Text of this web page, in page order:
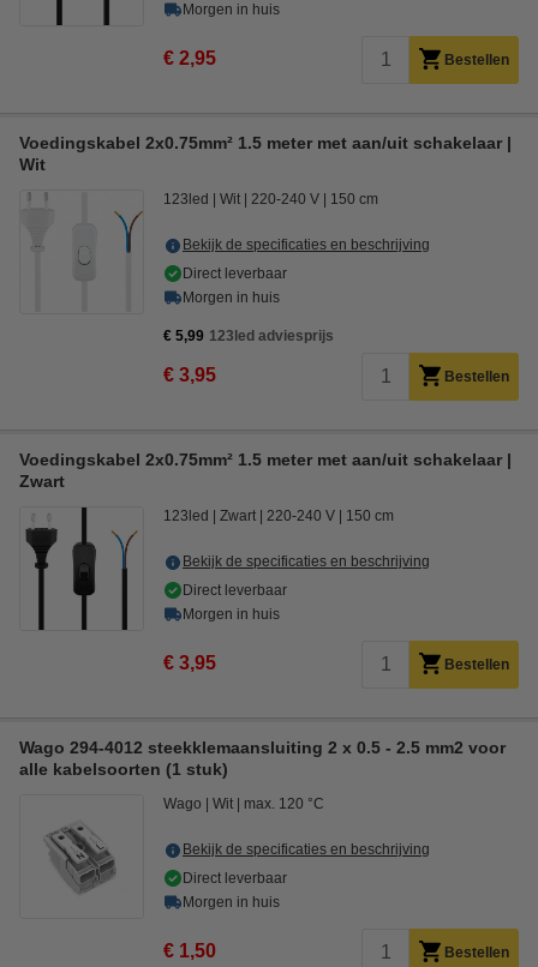
Morgen in huis
€ 2,95 Bestellen
Voedingskabel 2x0.75mm² 1.5 meter met aan/uit schakelaar |
Wit
123led Wit 220-240 V 150 cm
Bekijk de specificaties en beschrijving
Direct leverbaar
Morgen in huis
€ 5,99 123led adviesprijs
€ 3,95 Bestellen
Voedingskabel 2x0.75mm² 1.5 meter met aan/uit schakelaar |
Zwart
123led Zwart 220-240 V 150 cm
Bekijk de specificaties en beschrijving
Direct leverbaar
Morgen in huis
€ 3,95 Bestellen
Wago 294-4012 steekklemaansluiting 2 x 0.5 - 2.5 mm2 voor
alle kabelsoorten (1 stuk)
Wago Wit max. 120 °C
Bekijk de specificaties en beschrijving
Direct leverbaar
Morgen in huis
€ 1,50 Bestellen